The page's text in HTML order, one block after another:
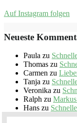
Auf Instagram folgen
Neueste
Paula zu
Thomas zu
Carmen zu
Tanja zu
Veronika zu
Ralph zu
Hans zu
Ina Schmidtzu